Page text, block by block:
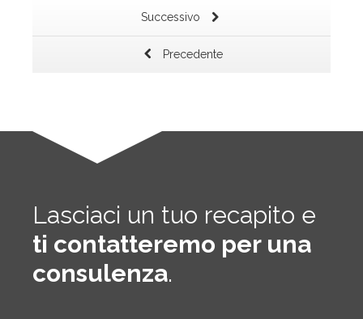
Successivo
Precedente
Lasciaci un tuo recapito e
ti contatteremo per una
consulenza.